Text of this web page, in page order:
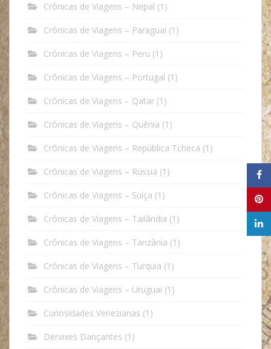
Crônicas de Viagens – Nepal (1)
Crônicas de Viagens – Paraguai (1)
Crônicas de Viagens – Peru (1)
Crônicas de Viagens – Portugal (1)
Crônicas de Viagens – Qatar (1)
Crônicas de Viagens – Quênia (1)
Crônicas de Viagens – República Tcheca (1)
Crônicas de Viagens – Rússia (1)
Crônicas de Viagens – Suíça (1)
Crônicas de Viagens – Tailândia (1)
Crônicas de Viagens – Tanzânia (1)
Crônicas de Viagens – Turquia (1)
Crônicas de Viagens – Uruguai (1)
Curiosidades Venezianas (1)
Dervixes Dançantes (1)